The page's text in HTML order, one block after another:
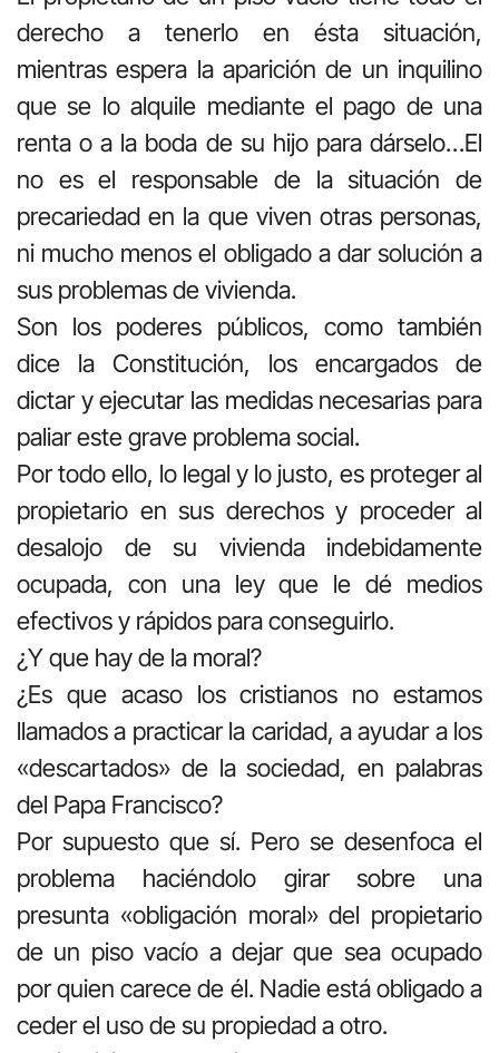
derecho a tenerlo en ésta situación,
mientras espera la aparición de un inquilino
que se lo alquile mediante el pago de una
renta o a la boda de su hijo para dárselo…El
no es el responsable de la situación de
precariedad en la que viven otras personas,
ni mucho menos el obligado a dar solución a
sus problemas de vivienda.
Son los poderes públicos, como también
dice la Constitución, los encargados de
dictar y ejecutar las medidas necesarias para
paliar este grave problema social.
Por todo ello, lo legal y lo justo, es proteger al
propietario en sus derechos y proceder al
desalojo de su vivienda indebidamente
ocupada, con una ley que le dé medios
efectivos y rápidos para conseguirlo.
¿Y que hay de la moral?
¿Es que acaso los cristianos no estamos
llamados a practicar la caridad, a ayudar a los
«descartados» de la sociedad, en palabras
del Papa Francisco?
Por supuesto que sí. Pero se desenfoca el
problema haciéndolo girar sobre una
presunta «obligación moral» del propietario
de un piso vacío a dejar que sea ocupado
por quien carece de él. Nadie está obligado a
ceder el uso de su propiedad a otro.